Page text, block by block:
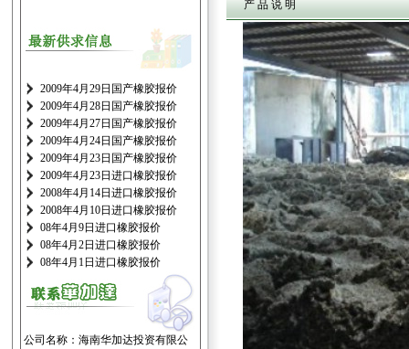
2009年4月29日国产橡胶报价
2009年4月28日国产橡胶报价
2009年4月27日国产橡胶报价
2009年4月24日国产橡胶报价
2009年4月23日国产橡胶报价
2009年4月23日进口橡胶报价
2008年4月14日进口橡胶报价
2008年4月10日进口橡胶报价
08年4月9日进口橡胶报价
08年4月2日进口橡胶报价
08年4月1日进口橡胶报价
公司名称： 海南华加达投资有限公
产 品 说 明